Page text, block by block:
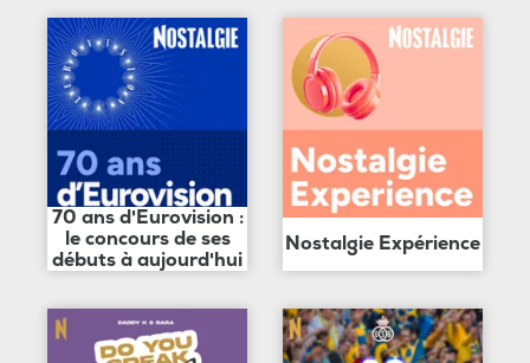
70 ans d'Eurovision :
le concours de ses
débuts à aujourd'hui
Nostalgie Expérience